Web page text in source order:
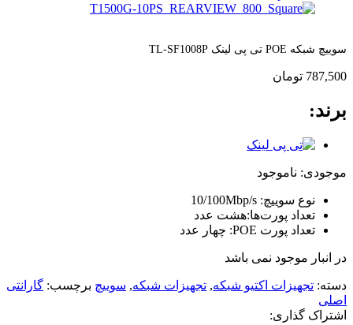
سوییچ شبکه POE تی پی لینک TL-SF1008P
787,500 تومان
برند:
موجودی: ناموجود
نوع سوییچ: 10/100Mbp/s
تعداد پورت‌ها:هشت عدد
تعداد پورت POE: چهار عدد
در انبار موجود نمی باشد
دسته: تجهیزات اکتیو شبکه, تجهیزات شبکه, سوییچ برچسب: گارانتی
اصلی
اشتراک گذاری: